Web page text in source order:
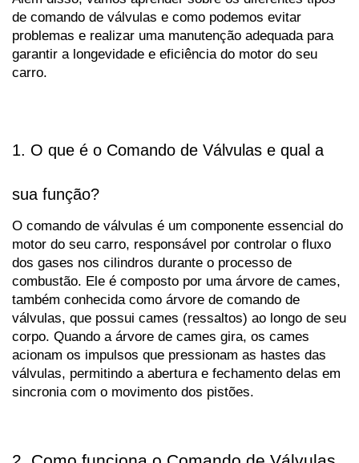
de comando de válvulas e como podemos evitar
problemas e realizar uma manutenção adequada para
garantir a longevidade e eficiência do motor do seu
carro.
1. O que é o Comando de Válvulas e qual a
sua função?
O comando de válvulas é um componente essencial do
motor do seu carro, responsável por controlar o fluxo
dos gases nos cilindros durante o processo de
combustão. Ele é composto por uma árvore de cames,
também conhecida como árvore de comando de
válvulas, que possui cames (ressaltos) ao longo de seu
corpo. Quando a árvore de cames gira, os cames
acionam os impulsos que pressionam as hastes das
válvulas, permitindo a abertura e fechamento delas em
sincronia com o movimento dos pistões.